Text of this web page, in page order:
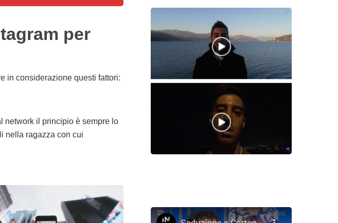
per
in considerazione questi fattori:
network il principio è sempre lo
nella ragazza con cui